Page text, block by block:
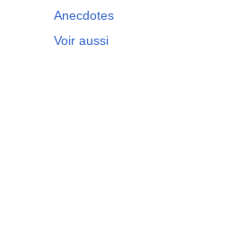
Anecdotes
Voir aussi